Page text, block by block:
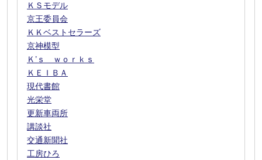
ＫＳモデル
京王委員会
ＫＫベストセラーズ
京神模型
Ｋ’ｓ ｗｏｒｋｓ
ＫＥＩＢＡ
現代書館
光栄堂
更新車両所
講談社
交通新聞社
工房ひろ